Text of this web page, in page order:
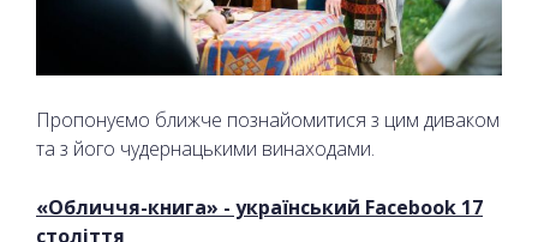
Пропонуємо ближче познайомитися з цим диваком
та з його чудернацькими винаходами.
«Обличчя-книга» - український Facebook 17
століття